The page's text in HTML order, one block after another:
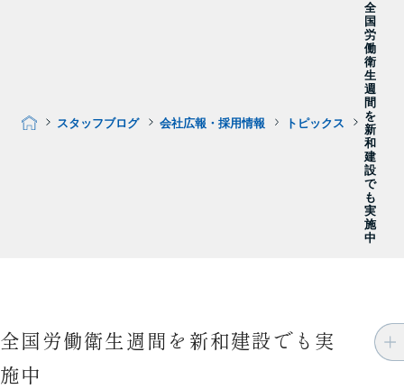
スタッフブログ 会社広報・採用情報 トピックス
全
国
労
働
衛
生
週
間
を
新
和
建
設
で
も
実
施
中
全国労働衛生週間を新和建設でも実
施中